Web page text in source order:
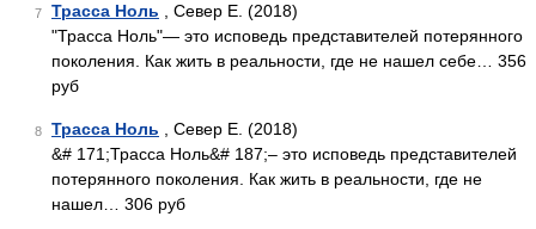
7 Трасса Ноль , Север Е. (2018)
"Трасса Ноль"— это исповедь представителей потерянного
поколения. Как жить в реальности, где не нашел себе… 356
руб
8 Трасса Ноль , Север Е. (2018)
&# 171;Трасса Ноль&# 187;– это исповедь представителей
потерянного поколения. Как жить в реальности, где не
нашел… 306 руб